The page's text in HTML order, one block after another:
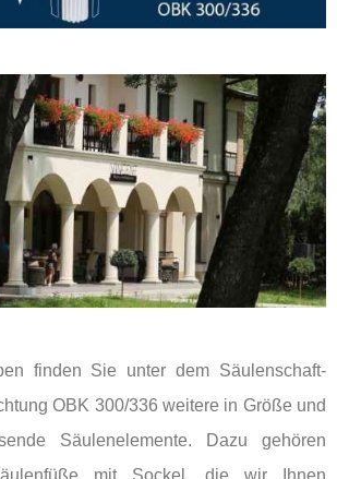
finden Sie unter dem Säulenschaft-
OBK 300/336 weitere in Größe und
Säulenelemente. Dazu gehören
mit Sockel, die wir Ihnen